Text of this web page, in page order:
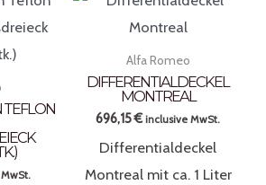
TEFLON
Alfa Romeo
DIFFERENTIALDECKEL
MONTREAL
696,15€ inclusive MwSt.
Differentialdeckel
Montreal mit ca. 1 Liter